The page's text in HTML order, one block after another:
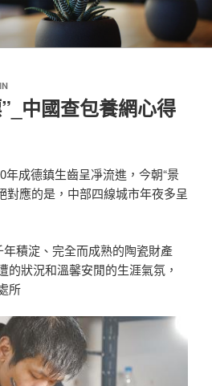
中國查包養網心得
年成德鎮生齒呈凈流進，今朝“景
對應的是，中部四線城市年夜多呈
積淀、完全而成熟的陶瓷財產
的狀況和溫馨安閒的生涯氣氛，
所